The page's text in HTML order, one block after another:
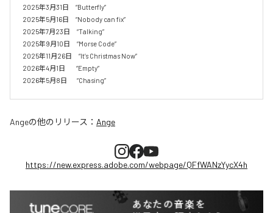
2025年3月31日　“Butterfly”
2025年5月16日　“Nobody can fix”
2025年7月23日　“Talking”
2025年9月10日　“Morse Code”
2025年11月26日　“It’s Christmas Now”
2026年4月1日         “Empty”
Angeの他のリリース： Ange
https://new.express.adobe.com/webpage/QFfWANzYycX4h